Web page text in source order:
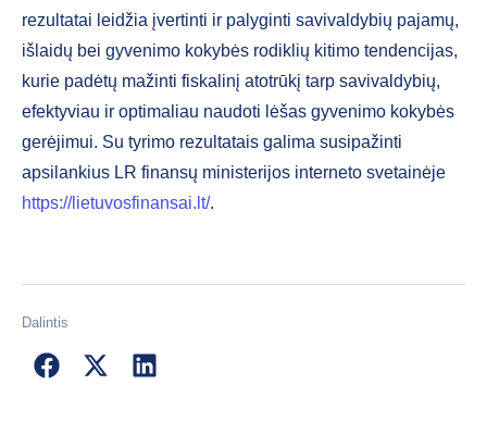
rezultatai leidžia įvertinti ir palyginti savivaldybių pajamų,
išlaidų bei gyvenimo kokybės rodiklių kitimo tendencijas,
kurie padėtų mažinti fiskalinį atotrūkį tarp savivaldybių,
efektyviau ir optimaliau naudoti lėšas gyvenimo kokybės
gerėjimui. Su tyrimo rezultatais galima susipažinti
apsilankius LR finansų ministerijos interneto svetainėje
https://lietuvosfinansai.lt/.
Dalintis